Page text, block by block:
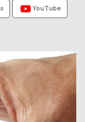
YouTube